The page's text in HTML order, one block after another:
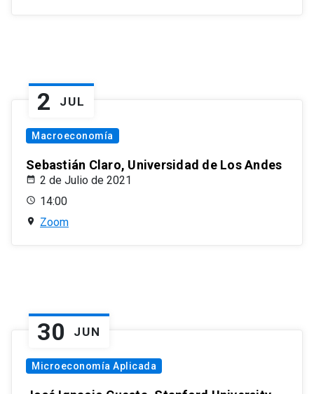
2 JUL
Macroeconomía
Sebastián Claro, Universidad de Los Andes
2 de Julio de 2021
14:00
Zoom
30 JUN
Microeconomía Aplicada